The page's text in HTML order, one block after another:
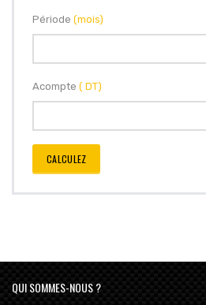
Période (mois)
Acompte ( DT)
CALCULEZ
QUI SOMMES-NOUS ?